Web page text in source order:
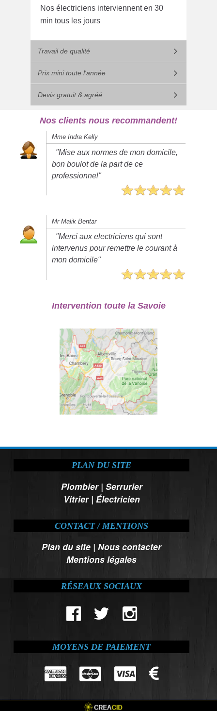
Nos électriciens interviennent en 30
min tous les jours
Travail de qualité
Prix mini toute l'année
Devis gratuit & agréé
Nos clients nous recommandent!
Mme Indra Kelly
"Mise aux normes de mon domicile,
bon boulot de la part de ce
professionnel"
Mr Malik Bentar
"Merci aux electriciens qui sont
intervenus pour remettre le courant à
mon domicile"
Intervention toute la Savoie
PLAN DU SITE
Plombier| Serrurier
Vitrier| Électricien
CONTACT / MENTIONS
Plan du site |Nous contacter
Mentions légales
RÉSEAUX SOCIAUX
MOYENS DE PAIEMENT